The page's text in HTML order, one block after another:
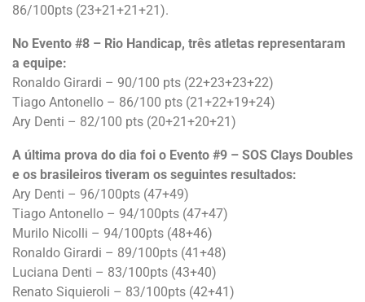
86/100pts (23+21+21+21).
No Evento #8 – Rio Handicap, três atletas representaram
a equipe:
Ronaldo Girardi – 90/100 pts (22+23+23+22)
Tiago Antonello – 86/100 pts (21+22+19+24)
Ary Denti – 82/100 pts (20+21+20+21)
A última prova do dia foi o Evento #9 – SOS Clays Doubles
e os brasileiros tiveram os seguintes resultados:
Ary Denti – 96/100pts (47+49)
Tiago Antonello – 94/100pts (47+47)
Murilo Nicolli – 94/100pts (48+46)
Ronaldo Girardi – 89/100pts (41+48)
Luciana Denti – 83/100pts (43+40)
Renato Siquieroli – 83/100pts (42+41)